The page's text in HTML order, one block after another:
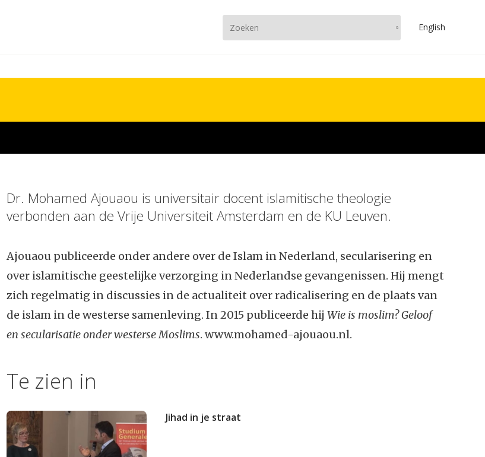
English
Dr. Mohamed Ajouaou is universitair docent islamitische theologie
verbonden aan de Vrije Universiteit Amsterdam en de KU Leuven.
Ajouaou publiceerde onder andere over de Islam in Nederland, secularisering en
over islamitische geestelijke verzorging in Nederlandse gevangenissen. Hij mengt
zich regelmatig in discussies in de actualiteit over radicalisering en de plaats van
de islam in de westerse samenleving. In 2015 publiceerde hij Wie is moslim? Geloof
en secularisatie onder westerse Moslims. www.mohamed-ajouaou.nl.
Te zien in
Jihad in je straat